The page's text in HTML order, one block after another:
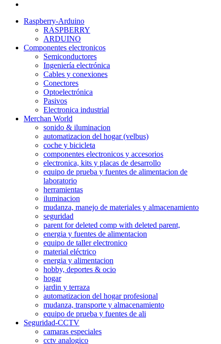
Raspberry-Arduino
RASPBERRY
ARDUINO
Componentes electronicos
Semiconductores
Ingeniería electrónica
Cables y conexiones
Conectores
Optoelectrónica
Pasivos
Electronica industrial
Merchan World
sonido & iluminacion
automatizacion del hogar (velbus)
coche y bicicleta
componentes electronicos y accesorios
electronica, kits y placas de desarrollo
equipo de prueba y fuentes de alimentacion de
laboratorio
herramientas
iluminacion
mudanza, manejo de materiales y almacenamiento
seguridad
parent for deleted comp with deleted parent,
energia y fuentes de alimentacion
equipo de taller electronico
material eléctrico
energia y alimentacion
hobby, deportes & ocio
hogar
jardin y terraza
automatizacion del hogar profesional
mudanza, transporte y almacenamiento
equipo de prueba y fuentes de ali
Seguridad-CCTV
camaras especiales
cctv analogico